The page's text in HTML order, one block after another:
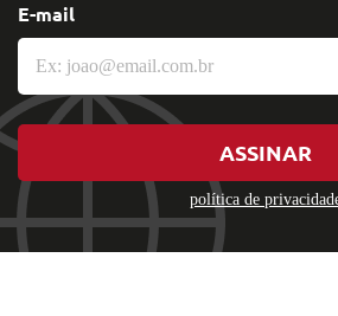
política de
E-mail
ASSINAR